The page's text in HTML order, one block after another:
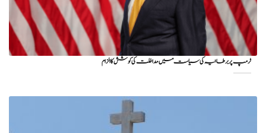
ٹرمپ پر برطانیہ کی سیاست میں مداخلت کی کوشش کا الزام